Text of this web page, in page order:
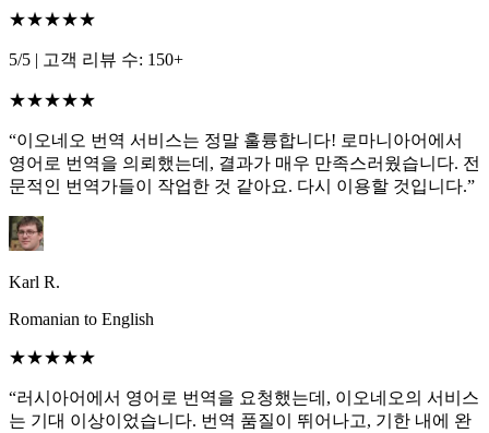
★★★★★
5/5 | 고객 리뷰 수: 150+
★★★★★
“이오네오 번역 서비스는 정말 훌륭합니다! 로마니아어에서
영어로 번역을 의뢰했는데, 결과가 매우 만족스러웠습니다. 전
문적인 번역가들이 작업한 것 같아요. 다시 이용할 것입니다.”
Karl R.
Romanian to English
★★★★★
“러시아어에서 영어로 번역을 요청했는데, 이오네오의 서비스
는 기대 이상이었습니다. 번역 품질이 뛰어나고, 기한 내에 완